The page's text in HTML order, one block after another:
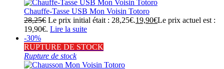
Chauffe-Tasse USB Mon Voisin Totoro
28,25€ Le prix initial était : 28,25€.19,90€Le prix actuel est :
19,90€. Lire la suite
-30%
RUPTURE DE STOCK
Rupture de stock